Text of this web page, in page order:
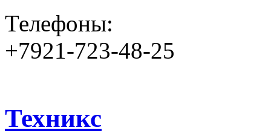
Телефоны:
+7921-723-48-25
Техникс